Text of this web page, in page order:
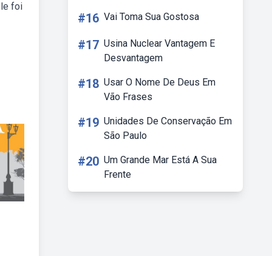
foi
#16 Vai Toma Sua Gostosa
#17 Usina Nuclear Vantagem E
Desvantagem
#18 Usar O Nome De Deus Em
Vão Frases
#19 Unidades De Conservação Em
São Paulo
#20 Um Grande Mar Está A Sua
Frente